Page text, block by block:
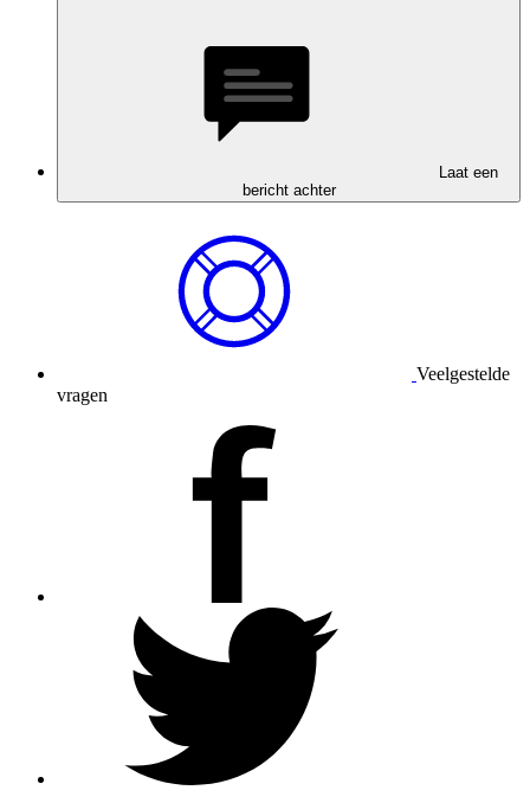
Laat een
bericht achter
Veelgestelde
vragen